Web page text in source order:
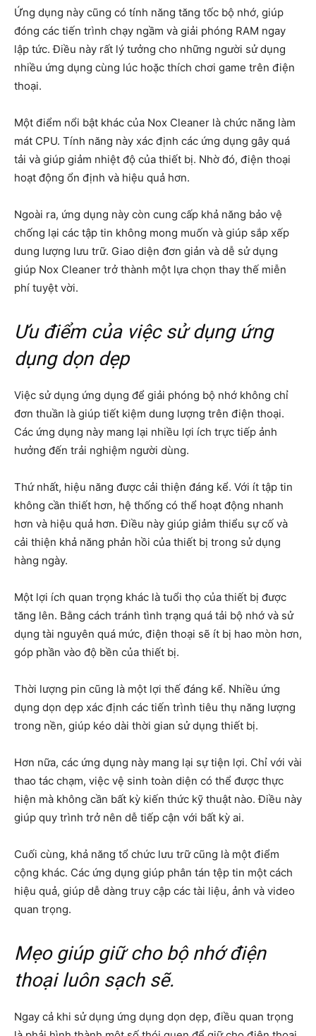
Ứng dụng này cũng có tính năng tăng tốc bộ nhớ, giúp
đóng các tiến trình chạy ngầm và giải phóng RAM ngay
lập tức. Điều này rất lý tưởng cho những người sử dụng
nhiều ứng dụng cùng lúc hoặc thích chơi game trên điện
thoại.
Một điểm nổi bật khác của Nox Cleaner là chức năng làm
mát CPU. Tính năng này xác định các ứng dụng gây quá
tải và giúp giảm nhiệt độ của thiết bị. Nhờ đó, điện thoại
hoạt động ổn định và hiệu quả hơn.
Ngoài ra, ứng dụng này còn cung cấp khả năng bảo vệ
chống lại các tập tin không mong muốn và giúp sắp xếp
dung lượng lưu trữ. Giao diện đơn giản và dễ sử dụng
giúp Nox Cleaner trở thành một lựa chọn thay thế miễn
phí tuyệt vời.
Ưu điểm của việc sử dụng ứng
dụng dọn dẹp
Việc sử dụng ứng dụng để giải phóng bộ nhớ không chỉ
đơn thuần là giúp tiết kiệm dung lượng trên điện thoại.
Các ứng dụng này mang lại nhiều lợi ích trực tiếp ảnh
hưởng đến trải nghiệm người dùng.
Thứ nhất, hiệu năng được cải thiện đáng kể. Với ít tập tin
không cần thiết hơn, hệ thống có thể hoạt động nhanh
hơn và hiệu quả hơn. Điều này giúp giảm thiểu sự cố và
cải thiện khả năng phản hồi của thiết bị trong sử dụng
hàng ngày.
Một lợi ích quan trọng khác là tuổi thọ của thiết bị được
tăng lên. Bằng cách tránh tình trạng quá tải bộ nhớ và sử
dụng tài nguyên quá mức, điện thoại sẽ ít bị hao mòn hơn,
góp phần vào độ bền của thiết bị.
Thời lượng pin cũng là một lợi thế đáng kể. Nhiều ứng
dụng dọn dẹp xác định các tiến trình tiêu thụ năng lượng
trong nền, giúp kéo dài thời gian sử dụng thiết bị.
Hơn nữa, các ứng dụng này mang lại sự tiện lợi. Chỉ với vài
thao tác chạm, việc vệ sinh toàn diện có thể được thực
hiện mà không cần bất kỳ kiến thức kỹ thuật nào. Điều này
giúp quy trình trở nên dễ tiếp cận với bất kỳ ai.
Cuối cùng, khả năng tổ chức lưu trữ cũng là một điểm
cộng khác. Các ứng dụng giúp phân tán tệp tin một cách
hiệu quả, giúp dễ dàng truy cập các tài liệu, ảnh và video
quan trọng.
Mẹo giúp giữ cho bộ nhớ điện
thoại luôn sạch sẽ.
Ngay cả khi sử dụng ứng dụng dọn dẹp, điều quan trọng